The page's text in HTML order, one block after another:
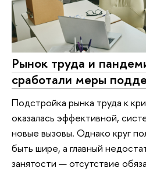
Рынок труда и
сработали меры
Подстройка рынка труда к
оказалась эффективной,
новые вызовы. Однако круг
быть шире, а главный
занятости — отсутствие